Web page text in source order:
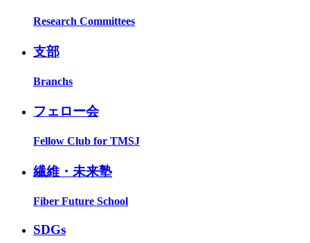
Research Committees
支部
Branchs
フェロー会
Fellow Club for TMSJ
繊維・未来塾
Fiber Future School
SDGs